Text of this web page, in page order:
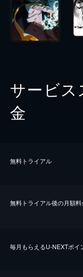
サービ
金
無料トライアル
無料トライアル後の⽉額料
毎⽉もらえるU-NEXTポイ